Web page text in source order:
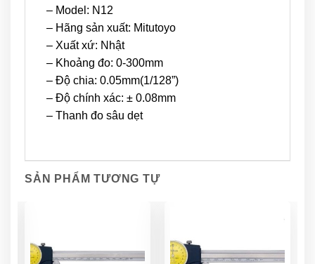
– Model: N12
– Hãng sản xuất: Mitutoyo
– Xuất xứ: Nhật
– Khoảng đo: 0-300mm
– Độ chia: 0.05mm(1/128”)
– Độ chính xác: ± 0.08mm
– Thanh đo sâu dẹt
SẢN PHẨM TƯƠNG TỰ